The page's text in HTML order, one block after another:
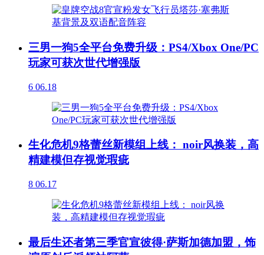
三男一狗5全平台免费升级：PS4/Xbox One/PC
玩家可获次世代增强版
6 06.18
生化危机9格蕾丝新模组上线： noir风换装，高
精建模但存视觉瑕疵
8 06.17
最后生还者第三季官宣彼得·萨斯加德加盟，饰